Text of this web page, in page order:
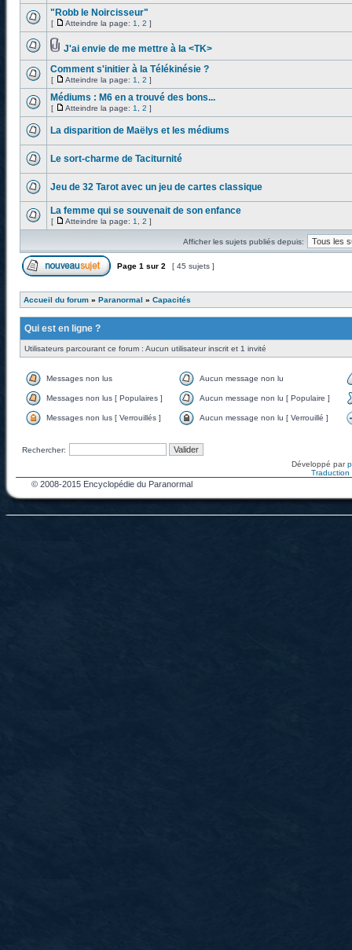
"Robb le Noircisseur"
[ Atteindre la page: 1 2 ]
J'ai envie de me mettre à la <TK>
Comment s'initier à la Télékinésie ?
[ Atteindre la page: 1 2 ]
Médiums : M6 en a trouvé des bons...
[ Atteindre la page: 1 2 ]
La disparition de Maëlys et les médiums
Le sort-charme de Taciturnité
Jeu de 32 Tarot avec un jeu de cartes classique
La femme qui se souvenait de son enfance
[ Atteindre la page: 1 2 ]
Afficher les sujets publiés depuis:
Page 1 sur 2 [ 45 sujets ]
Accueil du forum » Paranormal » Capacités
Qui est en ligne ?
Utilisateurs parcourant ce forum : Aucun utilisateur inscrit et 1 invité
Messages non lus Aucun message non lu
Messages non lus [ Populaires ] Aucun message non lu [ Populaire ]
Messages non lus [ Verrouillés ] Aucun message non lu [ Verrouillé ]
Rechercher:
Développé par
Traduction
© 2008-2015 Encyclopédie du Paranormal